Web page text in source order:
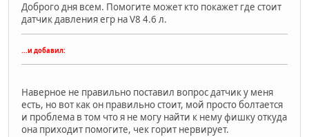
Доброго дня всем. Помогите может кто покажет где стоит
датчик давления егр на V8 4.6 л.
...и добавил:
Наверное не правильно поставил вопрос датчик у меня
есть, но вот как он правильно стоит, мой просто болтается
и проблема в том что я не могу найти к нему фишку откуда
она приходит помогите, чек горит нервирует.